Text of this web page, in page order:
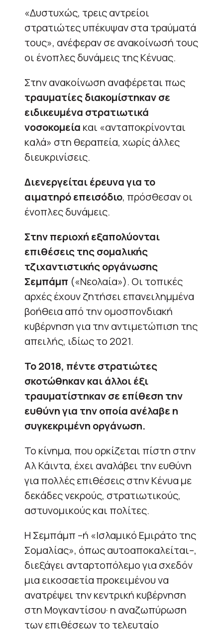
«Δυστυχώς, τρεις αντρείοι
στρατιώτες υπέκυψαν στα τραύματά
τους», ανέφεραν σε ανακοίνωσή τους
οι ένοπλες δυνάμεις της Κένυας.
Στην ανακοίνωση αναφέρεται πως
τραυματίες διακομίστηκαν σε
ειδικευμένα στρατιωτικά
νοσοκομεία και «ανταποκρίνονται
καλά» στη θεραπεία, χωρίς άλλες
διευκρινίσεις.
Διενεργείται έρευνα για το
αιματηρό επεισόδιο, πρόσθεσαν οι
ένοπλες δυνάμεις.
Στην περιοχή εξαπολύονται
επιθέσεις της σομαλικής
τζιχαντιστικής οργάνωσης
Σεμπάμπ («Νεολαία»). Οι τοπικές
αρχές έχουν ζητήσει επανειλημμένα
βοήθεια από την ομοσπονδιακή
κυβέρνηση για την αντιμετώπιση της
απειλής, ιδίως το 2021.
Το 2018, πέντε στρατιώτες
σκοτώθηκαν και άλλοι έξι
τραυματίστηκαν σε επίθεση την
ευθύνη για την οποία ανέλαβε η
συγκεκριμένη οργάνωση.
Το κίνημα, που ορκίζεται πίστη στην
Αλ Κάιντα, έχει αναλάβει την ευθύνη
για πολλές επιθέσεις στην Κένυα με
δεκάδες νεκρούς, στρατιωτικούς,
αστυνομικούς και πολίτες.
Η Σεμπάμπ –ή «Ισλαμικό Εμιράτο της
Σομαλίας», όπως αυτοαποκαλείται–,
διεξάγει ανταρτοπόλεμο για σχεδόν
μια εικοσαετία προκειμένου να
ανατρέψει την κεντρική κυβέρνηση
στη Μογκαντίσου· η αναζωπύρωση
των επιθέσεων το τελευταίο